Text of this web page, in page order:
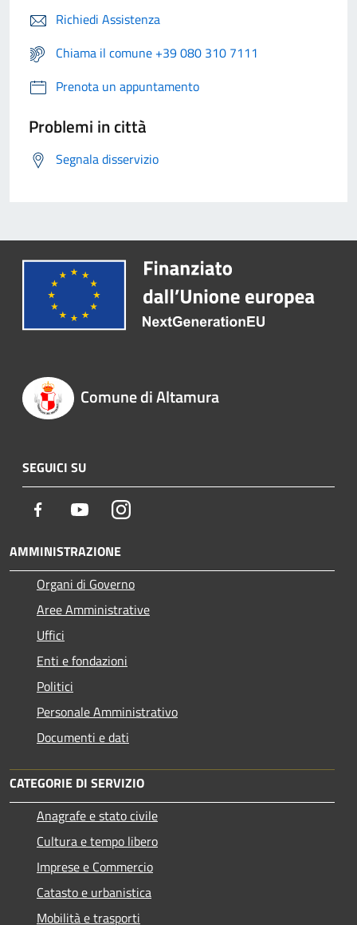
Richiedi Assistenza
Chiama il comune +39 080 310 7111
Prenota un appuntamento
Problemi in città
Segnala disservizio
Comune di Altamura
SEGUICI SU
Facebook YoutubeInstagram
AMMINISTRAZIONE
Organi di Governo
Aree Amministrative
Uffici
Enti e fondazioni
Politici
Personale Amministrativo
Documenti e dati
CATEGORIE DI SERVIZIO
Anagrafe e stato civile
Cultura e tempo libero
Imprese e Commercio
Catasto e urbanistica
Mobilità e trasporti